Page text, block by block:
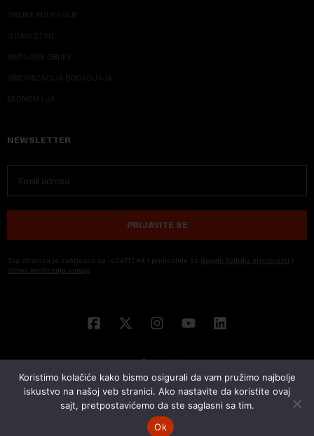
ONLINE EDUKACIJE
IZDAVAŠTVO
MEDIJSKE OBUKE
ORGANIZACIJA DOGADJAJA
EKONOM I JA
NEWSLETTER
PRIJAVITE SE
Ova stranica je zaštićena sa reCAPTCHA i primenjuju se Google Politika privatnosti i
Uslovi korišćenja usluge
© 2026 NOVA EKONOMIJA | SVA PRAVA ZADŽANA | DEVELOPED BY
Koristimo kolačiće kako bismo osigurali da vam pružimo najbolje
iskustvo na našoj veb stranici. Ako nastavite da koristite ovaj
sajt, pretpostavićemo da ste saglasni sa tim.
Ok